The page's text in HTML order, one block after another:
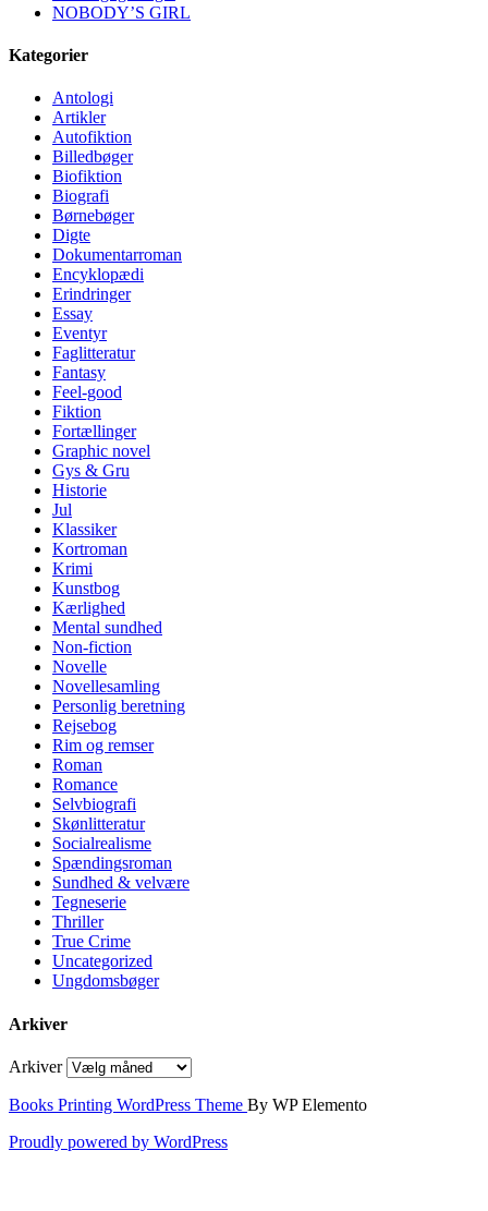
NOBODY’S GIRL
Kategorier
Antologi
Artikler
Autofiktion
Billedbøger
Biofiktion
Biografi
Børnebøger
Digte
Dokumentarroman
Encyklopædi
Erindringer
Essay
Eventyr
Faglitteratur
Fantasy
Feel-good
Fiktion
Fortællinger
Graphic novel
Gys & Gru
Historie
Jul
Klassiker
Kortroman
Krimi
Kunstbog
Kærlighed
Mental sundhed
Non-fiction
Novelle
Novellesamling
Personlig beretning
Rejsebog
Rim og remser
Roman
Romance
Selvbiografi
Skønlitteratur
Socialrealisme
Spændingsroman
Sundhed & velvære
Tegneserie
Thriller
True Crime
Uncategorized
Ungdomsbøger
Arkiver
Arkiver
Books Printing WordPress Theme By WP Elemento
Proudly powered by WordPress